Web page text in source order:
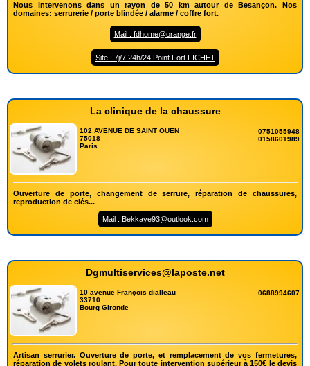
Nous intervenons dans un rayon de 50 km autour de Besançon. Nos
domaines: serrurerie / porte blindée / alarme / coffre fort.
Mail : fdhome@orange.fr
Site : 7j/7 24h/24 Point Fort FICHET
La clinique de la chaussure
102 AVENUE DE SAINT OUEN
75018
Paris
0751055948
0158601989
Ouverture de porte, changement de serrure, réparation de chaussures,
reproduction de clés...
Mail : Bekkaye93@outlook.com
Dgmultiservices@laposte.net
10 avenue François dialleau
33710
Bourg Gironde
0688994607
Artisan serrurier. Ouverture de porte, et remplacement de vos fermetures,
réparation de volets roulant. Pour toute intervention supérieur à 150€ le devis